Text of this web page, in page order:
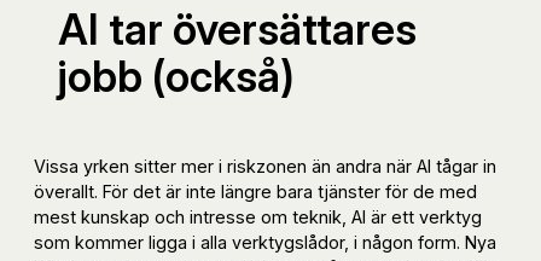
AI tar översättares
jobb (också)
Vissa yrken sitter mer i riskzonen än andra när AI tågar in
överallt. För det är inte längre bara tjänster för de med
mest kunskap och intresse om teknik, AI är ett verktyg
som kommer ligga i alla verktygslådor, i någon form. Nya